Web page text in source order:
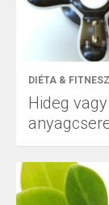
DIÉTA & FITNESZ
Hideg